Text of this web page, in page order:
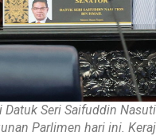
Datuk Seri Saifuddin
Parlimen hari ini.